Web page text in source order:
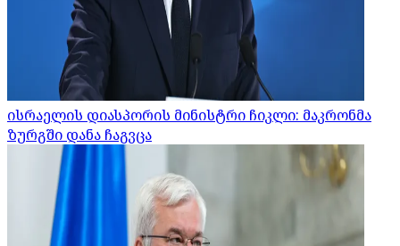
ისრაელის დიასპორის მინისტრი ჩიკლი: მაკრონმა
ზურგში დანა ჩაგვცა